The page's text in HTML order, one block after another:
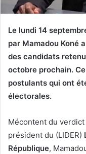
Le lundi 14
par Mamadou Koné
des candidats
octobre prochain.
postulants qui ont
électorales.
Mécontent du
président du (LIDER)
République,